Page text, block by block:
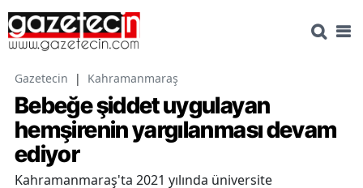
Gazetecin | Kahramanmaraş
Bebeğe şiddet uygulayan
hemşirenin yargılanması devam
ediyor
Kahramanmaraş'ta 2021 yılında üniversite